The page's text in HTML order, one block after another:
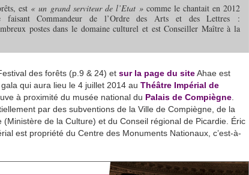
est « un grand serviteur de l’Etat »comme le chantait en 2012
Commandeur de l’Ordre des Arts et des Lettres :
postes dans le domaine culturel et est Conseiller Maître à la
des forêts (p.9 & 24) et sur la page du siteAhae est
qui aura lieu le 4 juillet 2014 au Théâtre Impérial de
à proximité du musée national du Palais de Compiègne.
par des subventions de la Ville de Compiègne, de la
de la Culture) et du Conseil régional de Picardie. Éric
est propriété du Centre des Monuments Nationaux, c’est-à-